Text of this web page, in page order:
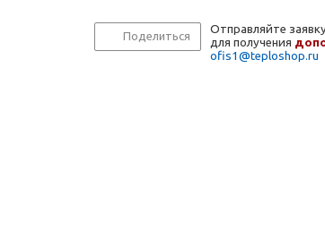
Поделиться
Отправляйте
для получения
ofis1@teploshop.ru